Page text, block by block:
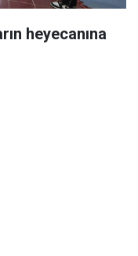
heyecanına